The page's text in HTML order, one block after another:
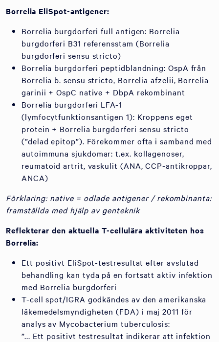
Borrelia EliSpot-antigener:
Borrelia burgdorferi full antigen: Borrelia
burgdorferi B31 referensstam (Borrelia
burgdorferi sensu stricto)
Borrelia burgdorferi peptidblandning: OspA från
Borrelia b. sensu stricto, Borrelia afzelii, Borrelia
garinii + OspC native + DbpA rekombinant
Borrelia burgdorferi LFA-1
(lymfocytfunktionsantigen 1): Kroppens eget
protein + Borrelia burgdorferi sensu stricto
(”delad epitop”). Förekommer ofta i samband med
autoimmuna sjukdomar: t.ex. kollagenoser,
reumatoid artrit, vaskulit (ANA, CCP-antikroppar,
ANCA)
Förklaring: native = odlade antigener / rekombinanta:
framställda med hjälp av genteknik
Reflekterar den aktuella T-cellulära aktiviteten hos
Borrelia:
Ett positivt EliSpot-testresultat efter avslutad
behandling kan tyda på en fortsatt aktiv infektion
med Borrelia burgdorferi
T-cell spot/IGRA godkändes av den amerikanska
läkemedelsmyndigheten (FDA) i maj 2011 för
analys av Mycobacterium tuberculosis:
”... Ett positivt testresultat indikerar att infektion